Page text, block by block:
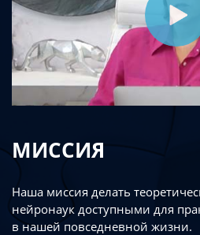
МИССИЯ
Наша миссия делать
нейронаук доступными для
в нашей повседневной жизни.